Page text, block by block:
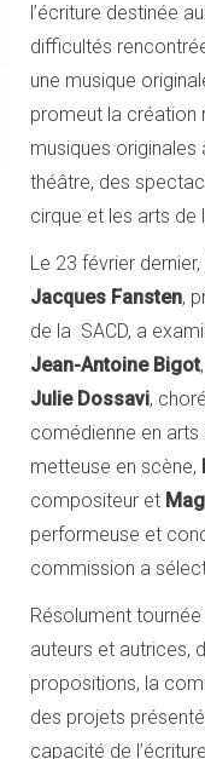
l’écriture destinée
difficultés
une musique
promeut la création
musiques
théâtre, des
cirque et les arts de
Le 23 février
Jacques Fansten,
de la SACD, a
Jean-Antoine Bigot
Julie Dossavi,
comédienne en arts
metteuse en scène,
compositeur et
performeuse et
commission a
Résolument
auteurs et autrices,
propositions, la
des projets
capacité de